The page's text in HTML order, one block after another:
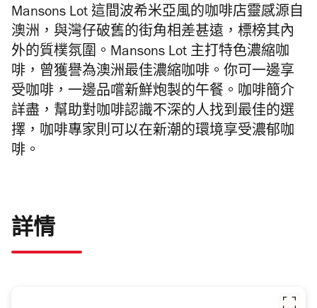
Mansons Lot 這間波希米亞風的咖啡店靈感源自
澳洲，與灣仔破舊的街角相差甚遠，標榜其內
外的質樸氛圍。Mansons Lot 主打特色濃縮咖
啡，曾獲譽為澳洲最佳濃縮咖啡。你可一邊享
受咖啡，一邊品嚐新鮮炮製的午餐。咖啡簡介
詳盡，幫助對咖啡認識不深的人找到最佳的選
擇，咖啡專家則可以在新潮的環境享受濃郁咖
啡。
詳情